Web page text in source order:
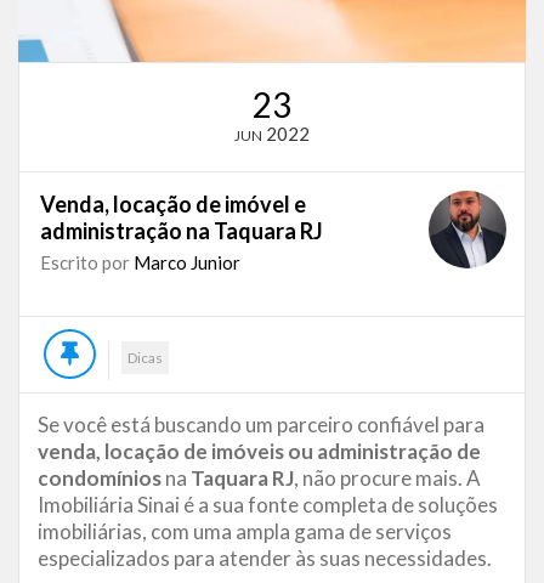
23
JUN 2022
Venda, locação de imóvel e
administração na Taquara RJ
Escrito por Marco Junior
Dicas
Se você está buscando um parceiro confiável para
venda, locação de imóveis ou administração de
condomíniosna Taquara RJ, não procure mais. A
Imobiliária Sinai é a sua fonte completa de soluções
imobiliárias, com uma ampla gama de serviços
especializados para atender às suas necessidades.